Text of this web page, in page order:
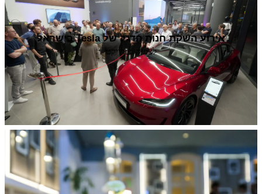
אירוע השקת חנות הדגל של Tesla בישראל
לצפיה בפרויקט